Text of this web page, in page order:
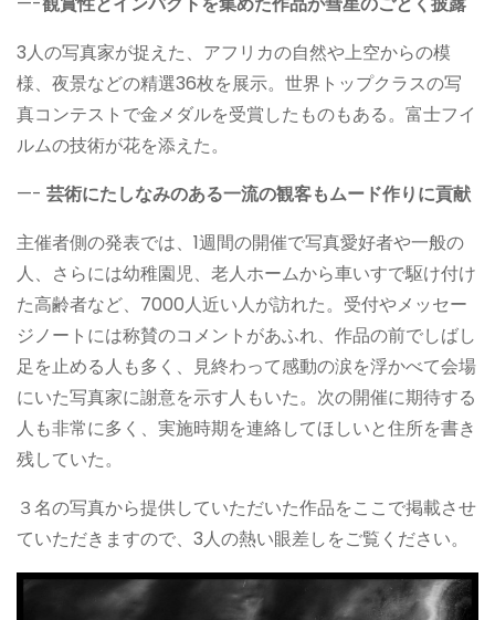
3人の写真家が捉えた、アフリカの自然や上空からの模
様、夜景などの精選36枚を展示。世界トップクラスの写
真コンテストで金メダルを受賞したものもある。富士フイ
ルムの技術が花を添えた。
—- 芸術にたしなみのある一流の観客もムード作りに貢献
主催者側の発表では、1週間の開催で写真愛好者や一般の
人、さらには幼稚園児、老人ホームから車いすで駆け付け
た高齢者など、7000人近い人が訪れた。受付やメッセー
ジノートには称賛のコメントがあふれ、作品の前でしばし
足を止める人も多く、見終わって感動の涙を浮かべて会場
にいた写真家に謝意を示す人もいた。次の開催に期待する
人も非常に多く、実施時期を連絡してほしいと住所を書き
残していた。
３名の写真から提供していただいた作品をここで掲載させ
ていただきますので、3人の熱い眼差しをご覧ください。